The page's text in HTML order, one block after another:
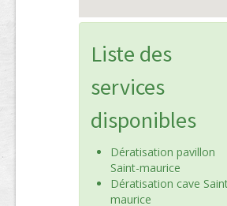
Liste des
services
disponibles
Dératisation pavillon
Saint-maurice
Dératisation cave
maurice